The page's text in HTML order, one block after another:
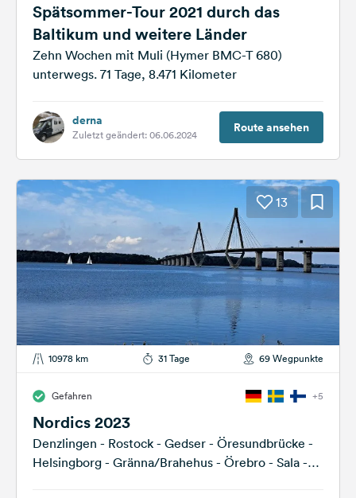
Spätsommer-Tour 2021 durch das
Baltikum und weitere Länder
Zehn Wochen mit Muli (Hymer BMC-T 680)
unterwegs. 71 Tage, 8.471 Kilometer
derna
Zuletzt geändert: 06.06.2024 Route ansehen
13
10978 km 31 Tage 69 Wegpunkte
Gefahren +5
Nordics 2023
Denzlingen - Rostock - Gedser - Öresundbrücke -
Helsingborg - Gränna/Brahehus - Örebro - Sala -